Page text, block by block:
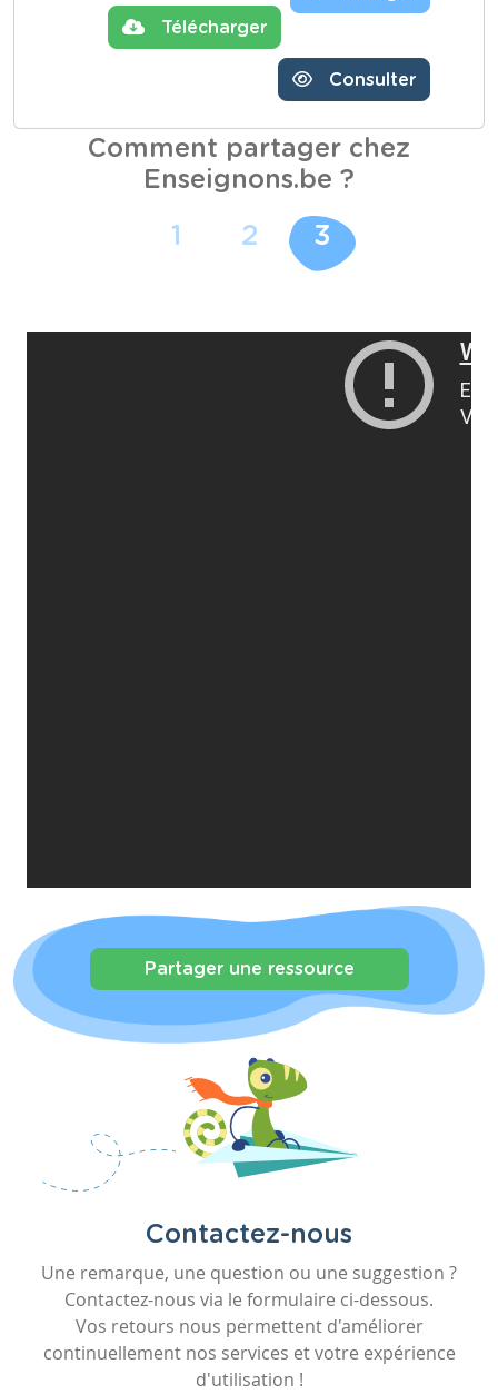
Télécharger
Consulter
Comment partager chez
Enseignons.be ?
1 2 3
Partager une ressource
Contactez-nous
Une remarque, une question ou une suggestion ?
Contactez-nous via le formulaire ci-dessous.
Vos retours nous permettent d'améliorer
continuellement nos services et votre expérience
d'utilisation !